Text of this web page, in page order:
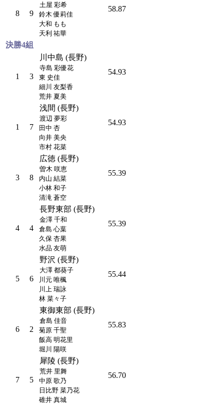
8 9
土屋 彩希
鈴木 優莉佳
大和 もも
天利 祐華
58.87
決勝4組
1 3
川中島 (長野)
寺島 彩優花
東 史佳
細川 友梨香
荒井 夏美
54.93
1 7
浅間 (長野)
渡辺 夢彩
田中 杏
向井 美央
市村 花菜
54.93
3 8
広徳 (長野)
曽木 咲恵
内山 結菜
小林 和子
清滝 蒼空
55.39
4 4
長野東部 (長野)
金澤 千和
倉島 心葉
久保 杏果
水品 友萌
55.39
5 6
野沢 (長野)
大澤 都葵子
川元 唯楓
川上 瑞詠
林 菜々子
55.44
6 2
東御東部 (長野)
倉島 佳音
菊原 千聖
飯高 明花里
堀川 陽咲
55.83
7 5
犀陵 (長野)
荒井 里舞
中原 歌乃
日比野 菜乃花
碓井 真城
56.70